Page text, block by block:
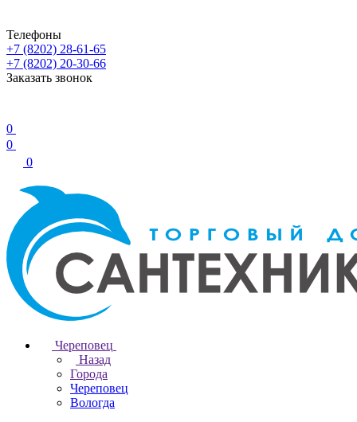
Телефоны
+7 (8202) 28‑61-65
+7 (8202) 20‑30-66
Заказать звонок
0
0
0
Череповец
Назад
Города
Череповец
Вологда